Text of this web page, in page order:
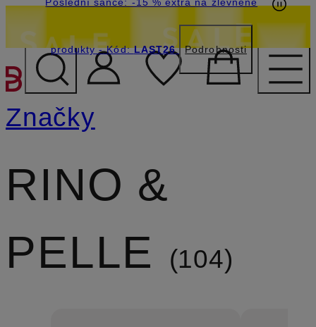
PŘEJÍT NA HLAVNÍ
produkty- Kód:LAST26 Podrobnosti
Značky
RINO &
PELLE
104